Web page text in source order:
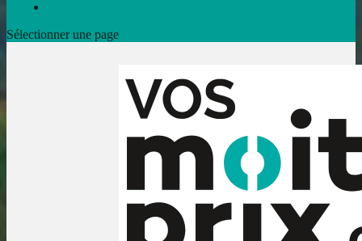
Sélectionner une page